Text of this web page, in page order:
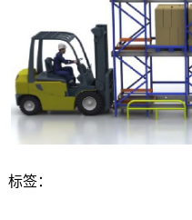
标签：